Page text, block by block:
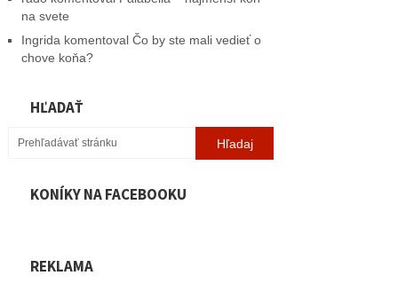
na svete
Ingrida komentoval Čo by ste mali vedieť o
chove koňa?
HĽADAŤ
KONÍKY NA FACEBOOKU
REKLAMA